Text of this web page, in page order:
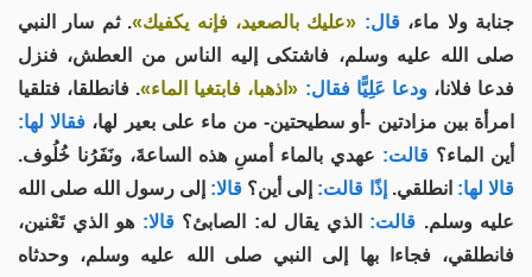
جنابة ولا ماء، قال: «عليك بالصعيد، فإنه يكفيك». ثم سار النبي
صلى الله عليه وسلم، فاشتكى إليه الناس من العطش، فنزل
فدعا فلانا، ودعا عَلِيًّا فقال: «اذهبا، فابتغيا الماء». فانطلقا، فتلقيا
امرأة بين مزادتين -أو سطيحتين- من ماء على بعير لها، فقالا لها:
أين الماء؟ قالت: عهدي بالماء أمسِ هذه الساعةَ، ونَفَرُنا خُلُوف.
قالا لها: انطلقي. إذًا قالت: إلى أين؟ قالا: إلى رسول الله صلى الله
عليه وسلم. قالت: الذي يقال له: الصابئ؟ قالا: هو الذي تَعْنين،
فانطلقي، فجاءا بها إلى النبي صلى الله عليه وسلم، وحدثاه